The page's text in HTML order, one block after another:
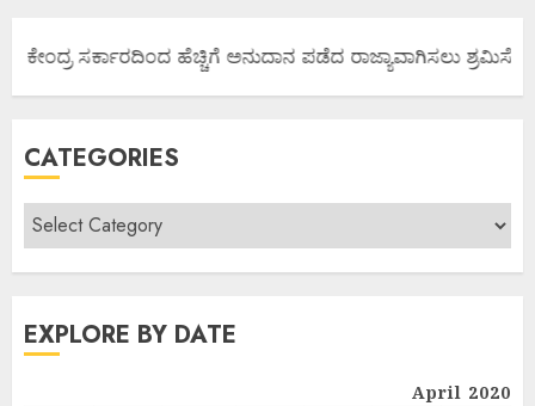
ಕೇಂದ್ರ ಸರ್ಕಾರದಿಂದ ಹೆಚ್ಚಿಗೆ ಅನುದಾನ ಪಡೆದ ರಾಜ್ಯಾವಾಗಿಸಲು
CATEGORIES
EXPLORE BY DATE
April 2020